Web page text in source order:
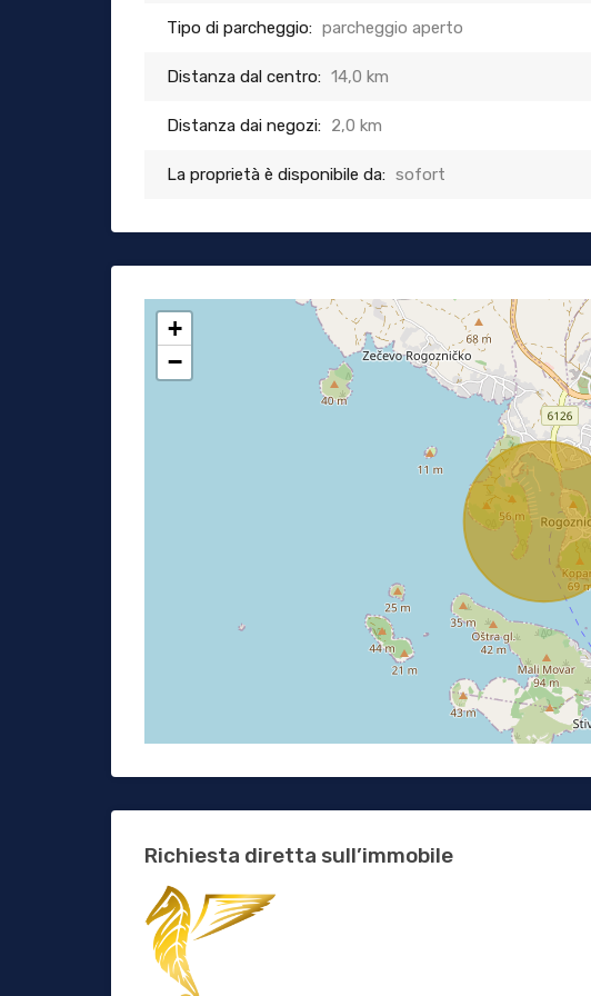
Tipo di parcheggio: parcheggio aperto
Distanza dal centro: 14,0 km
Distanza dai negozi: 2,0 km
La proprietà è disponibile da: sofort
+
−
Richiesta diretta sull’immobile